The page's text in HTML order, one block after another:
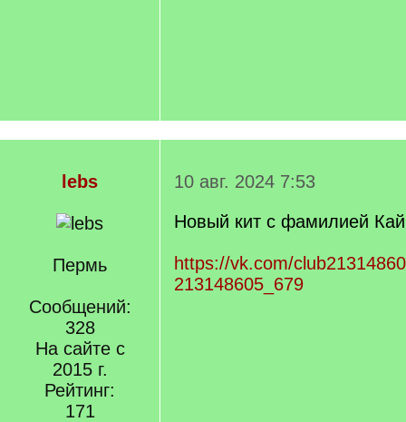
lebs
Пермь
Сообщений:
328
На сайте с
2015 г.
Рейтинг:
171
10 авг. 2024 7:53
Новый кит с фамилией
https://vk.com/
213148605_679